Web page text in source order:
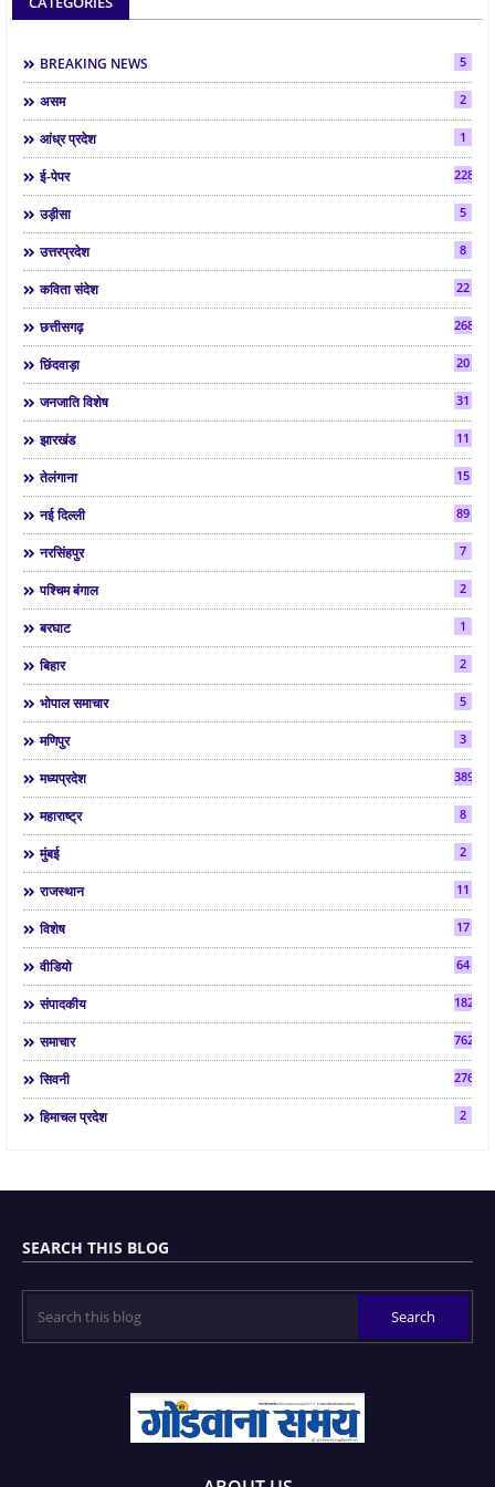
BREAKING NEWS 5
असम 2
आंध्र प्रदेश 1
ई-पेपर 2286
उड़ीसा 5
उत्तरप्रदेश 8
कविता संदेश 22
छत्तीसगढ़ 268
छिंदवाड़ा 20
जनजाति विशेष 31
झारखंड 11
तेलंगाना 15
नई दिल्ली 89
नरसिंहपुर 7
पश्चिम बंगाल 2
बरघाट 1
बिहार 2
भोपाल समाचार 5
मणिपुर 3
मध्यप्रदेश 3892
महाराष्ट्र 8
मुंबई 2
राजस्थान 11
विशेष 17
वीडियो 64
संपादकीय 182
समाचार 7624
सिवनी 2763
हिमाचल प्रदेश 2
SEARCH THIS BLOG